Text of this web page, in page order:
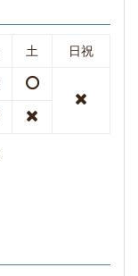
土 日祝